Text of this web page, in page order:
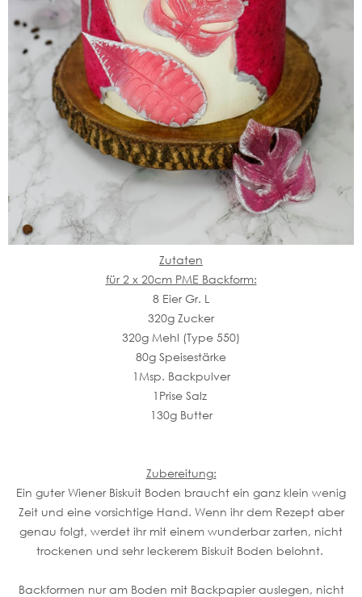
Zutaten
für 2 x 20cm PME Backform:
8 Eier Gr. L
320g Zucker
320g Mehl (Type 550)
80g Speisestärke
1Msp. Backpulver
1Prise Salz
130g Butter
Zubereitung:
Ein guter Wiener Biskuit Boden braucht ein ganz klein wenig
Zeit und eine vorsichtige Hand. Wenn ihr dem Rezept aber
genau folgt, werdet ihr mit einem wunderbar zarten, nicht
trockenen und sehr leckerem Biskuit Boden belohnt.
Backformen nur am Boden mit Backpapier auslegen, nicht